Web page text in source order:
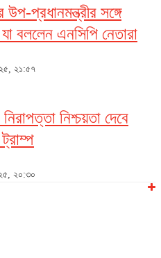
উপ-প্রধানমন্ত্রীর সঙ্গে
বললেন এনসিপি নেতারা
২১:৫৭
নিশ্চয়তা দেবে
২০:৩০